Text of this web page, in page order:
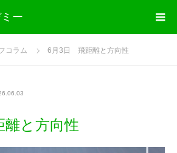
ー
コラム 6月3日 飛距離と方向性
と方向性